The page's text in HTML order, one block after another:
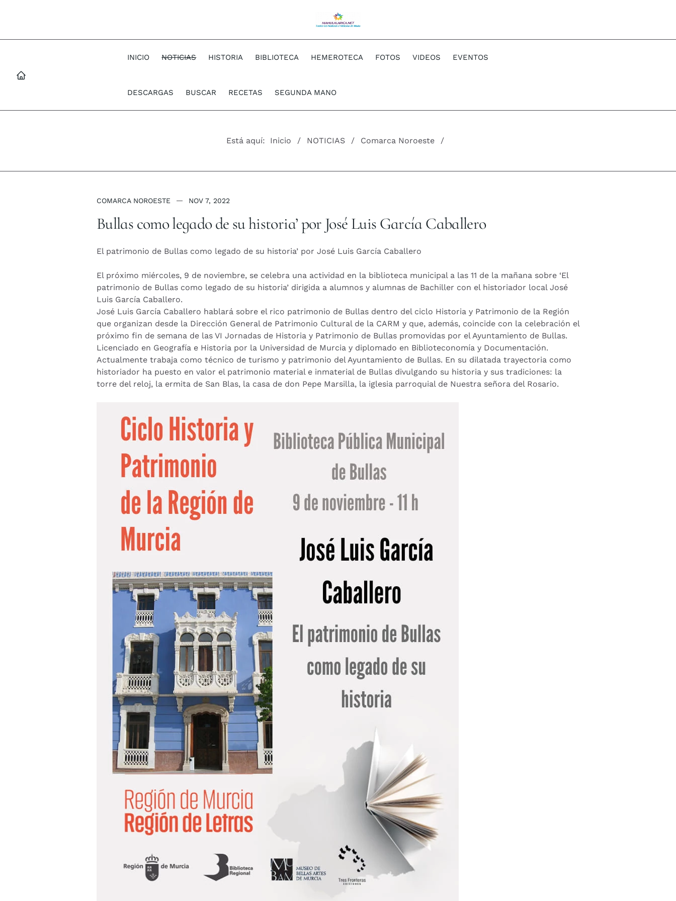
INICIO NOTICIAS HISTORIA BIBLIOTECA HEMEROTECA FOTOS VIDEOS EVENTOS
DESCARGAS BUSCAR RECETAS SEGUNDA MANO
Está aquí: Inicio NOTICIAS Comarca Noroeste
COMARCA NOROESTE NOV 7, 2022
Bullas como legado de su historia’ por José Luis García Caballero
El patrimonio de Bullas como legado de su historia’ por José Luis García Caballero
El próximo miércoles, 9 de noviembre, se celebra una actividad en la biblioteca municipal a las 11 de la mañana sobre ‘El
patrimonio de Bullas como legado de su historia’ dirigida a alumnos y alumnas de Bachiller con el historiador local José
Luis García Caballero.
José Luis García Caballero hablará sobre el rico patrimonio de Bullas dentro del ciclo Historia y Patrimonio de la Región
que organizan desde la Dirección General de Patrimonio Cultural de la CARM y que, además, coincide con la celebración el
próximo fin de semana de las VI Jornadas de Historia y Patrimonio de Bullas promovidas por el Ayuntamiento de Bullas.
Licenciado en Geografía e Historia por la Universidad de Murcia y diplomado en Biblioteconomía y Documentación.
Actualmente trabaja como técnico de turismo y patrimonio del Ayuntamiento de Bullas. En su dilatada trayectoria como
historiador ha puesto en valor el patrimonio material e inmaterial de Bullas divulgando su historia y sus tradiciones: la
torre del reloj, la ermita de San Blas, la casa de don Pepe Marsilla, la iglesia parroquial de Nuestra señora del Rosario.